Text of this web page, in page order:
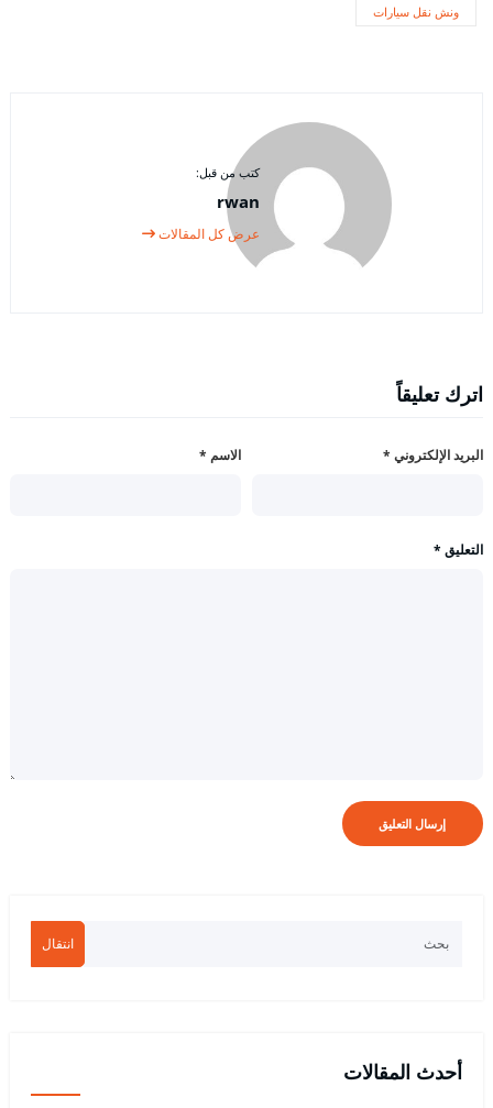
ونش نقل سيارات
كتب من قبل:
rwan
عرض كل المقالات
اترك تعليقاً
الاسم * البريد الإلكتروني *
التعليق *
انتقال
أحدث المقالات